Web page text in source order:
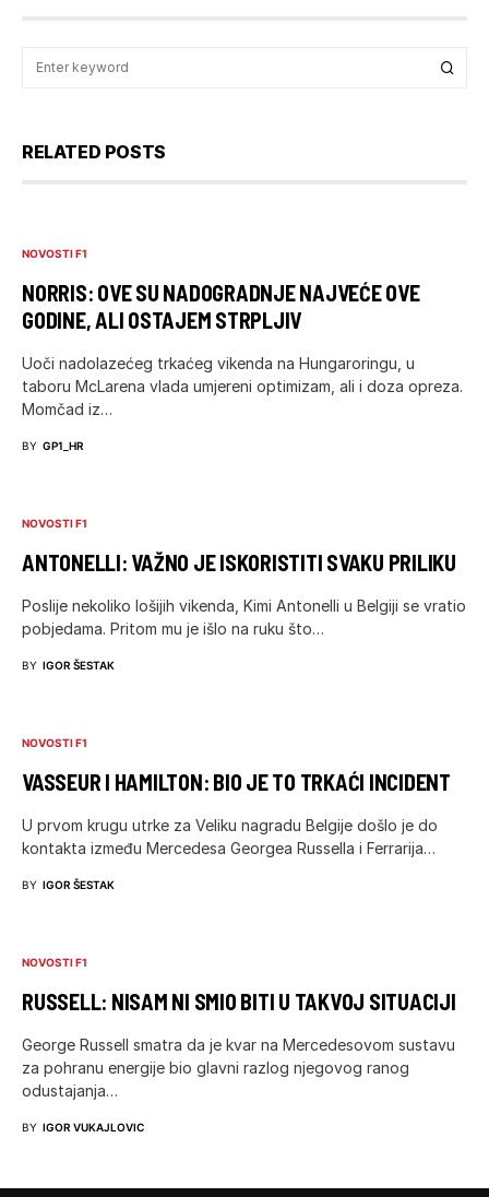
RELATED POSTS
NOVOSTI F1
NORRIS: OVE SU NADOGRADNJE NAJVEĆE OVE
GODINE, ALI OSTAJEM STRPLJIV
Uoči nadolazećeg trkaćeg vikenda na Hungaroringu, u
taboru McLarena vlada umjereni optimizam, ali i doza opreza.
Momčad iz…
BY GP1_HR
NOVOSTI F1
ANTONELLI: VAŽNO JE ISKORISTITI SVAKU PRILIKU
Poslije nekoliko lošijih vikenda, Kimi Antonelli u Belgiji se vratio
pobjedama. Pritom mu je išlo na ruku što…
BY IGOR ŠESTAK
NOVOSTI F1
VASSEUR I HAMILTON: BIO JE TO TRKAĆI INCIDENT
U prvom krugu utrke za Veliku nagradu Belgije došlo je do
kontakta između Mercedesa Georgea Russella i Ferrarija…
BY IGOR ŠESTAK
NOVOSTI F1
RUSSELL: NISAM NI SMIO BITI U TAKVOJ SITUACIJI
George Russell smatra da je kvar na Mercedesovom sustavu
za pohranu energije bio glavni razlog njegovog ranog
odustajanja…
BY IGOR VUKAJLOVIC